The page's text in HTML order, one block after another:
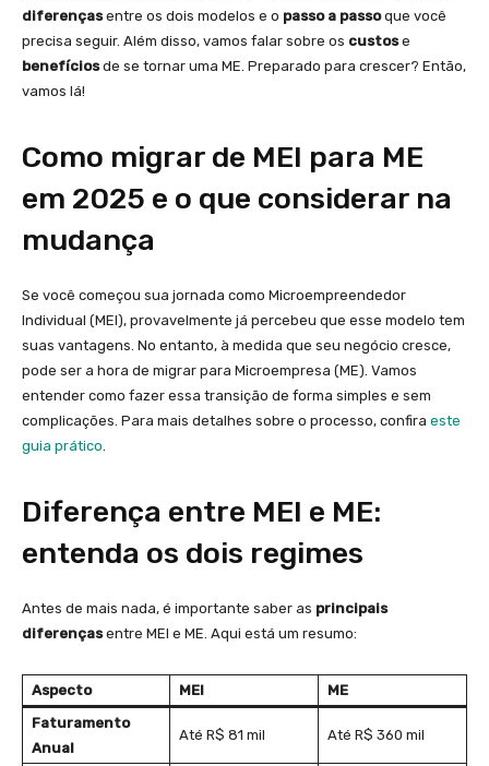
diferençasentre os dois modelos e o passo a passoque você
precisa seguir. Além disso, vamos falar sobre os custose
benefíciosde se tornar uma ME. Preparado para crescer? Então,
vamos lá!
Como migrar de MEI para ME
em 2025 e o que considerar na
mudança
Se você começou sua jornada como Microempreendedor
Individual (MEI), provavelmente já percebeu que esse modelo tem
suas vantagens. No entanto, à medida que seu negócio cresce,
pode ser a hora de migrar para Microempresa (ME). Vamos
entender como fazer essa transição de forma simples e sem
complicações. Para mais detalhes sobre o processo, confira este
guia prático.
Diferença entre MEI e ME:
entenda os dois regimes
Antes de mais nada, é importante saber as principais
diferençasentre MEI e ME. Aqui está um resumo:
Aspecto MEI
ME
Faturamento
Anual
Até R$ 81 mil Até R$ 360 mil